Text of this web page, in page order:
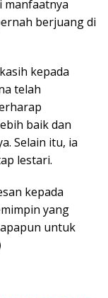
manfaatnya
berjuang di
kepada
telah
baik dan
Selain itu, ia
lestari.
kepada
yang
untuk